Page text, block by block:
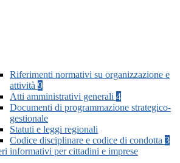
Riferimenti normativi su organizzazione e
attività 9
Atti amministrativi generali 4
Documenti di programmazione strategico-
gestionale
Statuti e leggi regionali
Codice disciplinare e codice di condotta 3
informativi per cittadini e imprese